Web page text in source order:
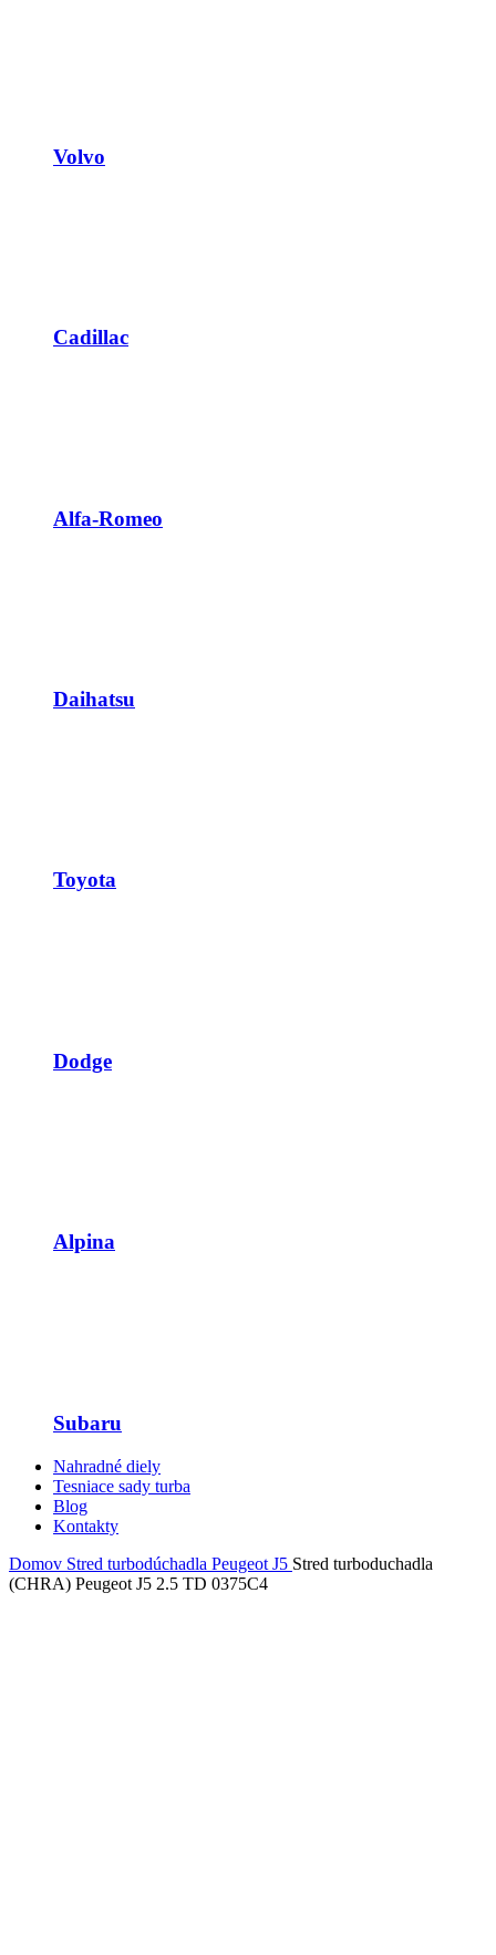
Volvo
Cadillac
Alfa-Romeo
Daihatsu
Toyota
Dodge
Alpina
Subaru
Nahradné diely
Tesniace sady turba
Blog
Kontakty
Domov Stred turbodúchadla Peugeot J5 Stred turboduchadla
(CHRA) Peugeot J5 2.5 TD 0375C4